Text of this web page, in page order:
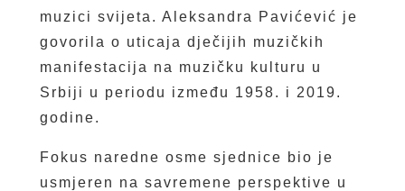
muzici svijeta. Aleksandra Pavićević je
govorila o uticaja dječijih muzičkih
manifestacija na muzičku kulturu u
Srbiji u periodu između 1958. i 2019.
godine.
Fokus naredne osme sjednice bio je
usmjeren na savremene perspektive u